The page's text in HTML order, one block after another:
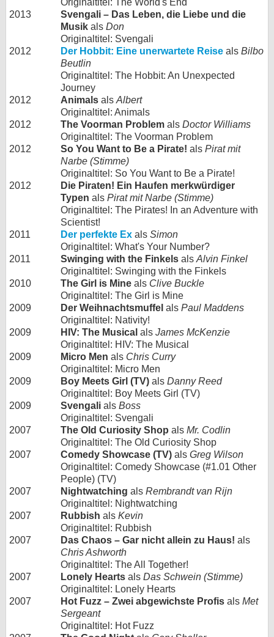
Originaltitel: The World's End
2013
Svengali – Das Leben, die Liebe und die
Musik als Don
Originaltitel: Svengali
2012
Der Hobbit: Eine unerwartete Reise als Bilbo
Beutlin
Originaltitel: The Hobbit: An Unexpected
Journey
2012
Animals als Albert
Originaltitel: Animals
2012
The Voorman Problem als Doctor Williams
Originaltitel: The Voorman Problem
2012
So You Want to Be a Pirate! als Pirat mit
Narbe (Stimme)
Originaltitel: So You Want to Be a Pirate!
2012
Die Piraten! Ein Haufen merkwürdiger
Typen als Pirat mit Narbe (Stimme)
Originaltitel: The Pirates! In an Adventure with
Scientist!
2011
Der perfekte Ex als Simon
Originaltitel: What's Your Number?
2011
Swinging with the Finkels als Alvin Finkel
Originaltitel: Swinging with the Finkels
2010
The Girl is Mine als Clive Buckle
Originaltitel: The Girl is Mine
2009
Der Weihnachtsmuffel als Paul Maddens
Originaltitel: Nativity!
2009
HIV: The Musical als James McKenzie
Originaltitel: HIV: The Musical
2009
Micro Men als Chris Curry
Originaltitel: Micro Men
2009
Boy Meets Girl (TV) als Danny Reed
Originaltitel: Boy Meets Girl (TV)
2009
Svengali als Boss
Originaltitel: Svengali
2007
The Old Curiosity Shop als Mr. Codlin
Originaltitel: The Old Curiosity Shop
2007
Comedy Showcase (TV) als Greg Wilson
Originaltitel: Comedy Showcase (#1.01 Other
People) (TV)
2007
Nightwatching als Rembrandt van Rijn
Originaltitel: Nightwatching
2007
Rubbish als Kevin
Originaltitel: Rubbish
2007
Das Chaos – Gar nicht allein zu Haus! als
Chris Ashworth
Originaltitel: The All Together!
2007
Lonely Hearts als Das Schwein (Stimme)
Originaltitel: Lonely Hearts
2007
Hot Fuzz – Zwei abgewichste Profis als Met
Sergeant
Originaltitel: Hot Fuzz